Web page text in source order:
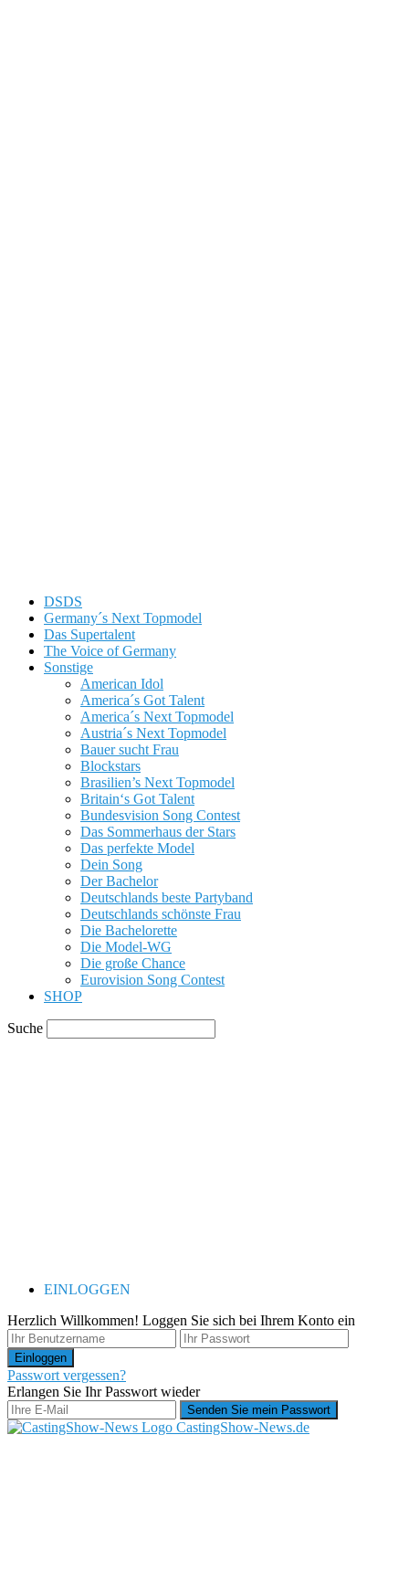
DSDS
Germany´s Next Topmodel
Das Supertalent
The Voice of Germany
Sonstige
American Idol
America´s Got Talent
America´s Next Topmodel
Austria´s Next Topmodel
Bauer sucht Frau
Blockstars
Brasilien’s Next Topmodel
Britain‘s Got Talent
Bundesvision Song Contest
Das Sommerhaus der Stars
Das perfekte Model
Dein Song
Der Bachelor
Deutschlands beste Partyband
Deutschlands schönste Frau
Die Bachelorette
Die Model-WG
Die große Chance
Eurovision Song Contest
SHOP
Suche
EINLOGGEN
Herzlich Willkommen! Loggen Sie sich bei Ihrem Konto ein
Passwort vergessen?
Erlangen Sie Ihr Passwort wieder
CastingShow-News.de